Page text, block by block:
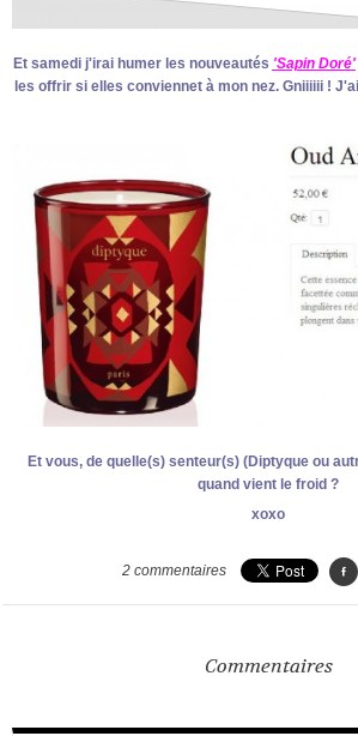
Et samedi j'irai humer les nouveautés 'Sapin Doré'
les offrir si elles conviennet à mon nez. Gniiiiii !
Et vous, de quelle(s) senteur(s) (Diptyque ou
quand vient le froid ?
xoxo
2 commentaires
Commentaires